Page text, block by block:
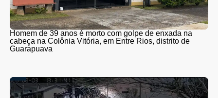
Homem de 39 anos é morto com golpe de enxada na
cabeça na Colônia Vitória, em Entre Rios, distrito de
Guarapuava